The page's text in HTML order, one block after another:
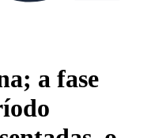
a fase